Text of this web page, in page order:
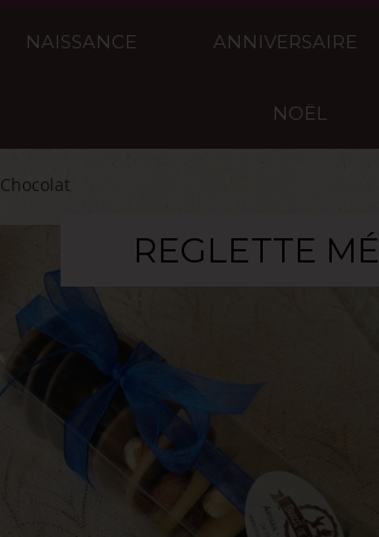
NAISSANCE ANNIVERSAIRE
NOËL
REGLETTE
Chocolat